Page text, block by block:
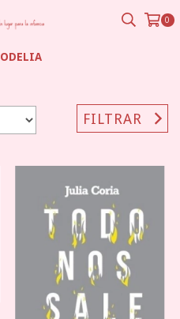
0
ODELIA
FILTRAR